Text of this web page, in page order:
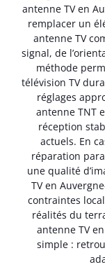
antenne TV en
remplacer un
antenne TV
signal, de
méthode
télévision TV
réglages
antenne TNT
réception
actuels. En
réparation
une qualité
TV en
contraintes
réalités du
antenne TV
simple :